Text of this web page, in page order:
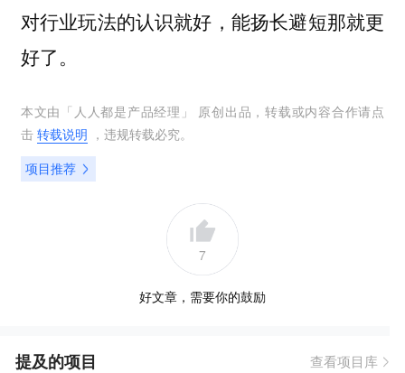
对行业玩法的认识就好，能扬长避短那就更
好了。
本文由「 人人都是产品经理 」 原创出品，转载或内容合作请点
击 转载说明 ，违规转载必究。
项目推荐
7
好文章，需要你的鼓励
提及的项目 查看项目库